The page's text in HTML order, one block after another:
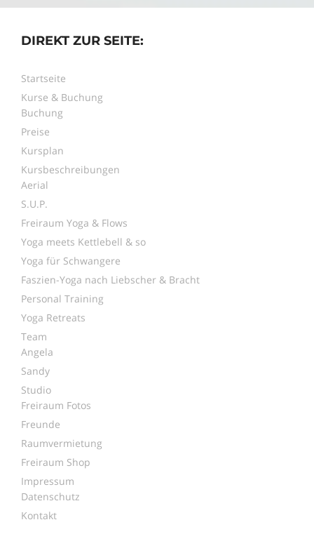
DIREKT ZUR SEITE:
Startseite
Kurse & Buchung
Buchung
Preise
Kursplan
Kursbeschreibungen
Aerial
S.U.P.
Freiraum Yoga & Flows
Yoga meets Kettlebell & so
Yoga für Schwangere
Faszien-Yoga nach Liebscher & Bracht
Personal Training
Yoga Retreats
Team
Angela
Sandy
Studio
Freiraum Fotos
Freunde
Raumvermietung
Freiraum Shop
Impressum
Datenschutz
Kontakt